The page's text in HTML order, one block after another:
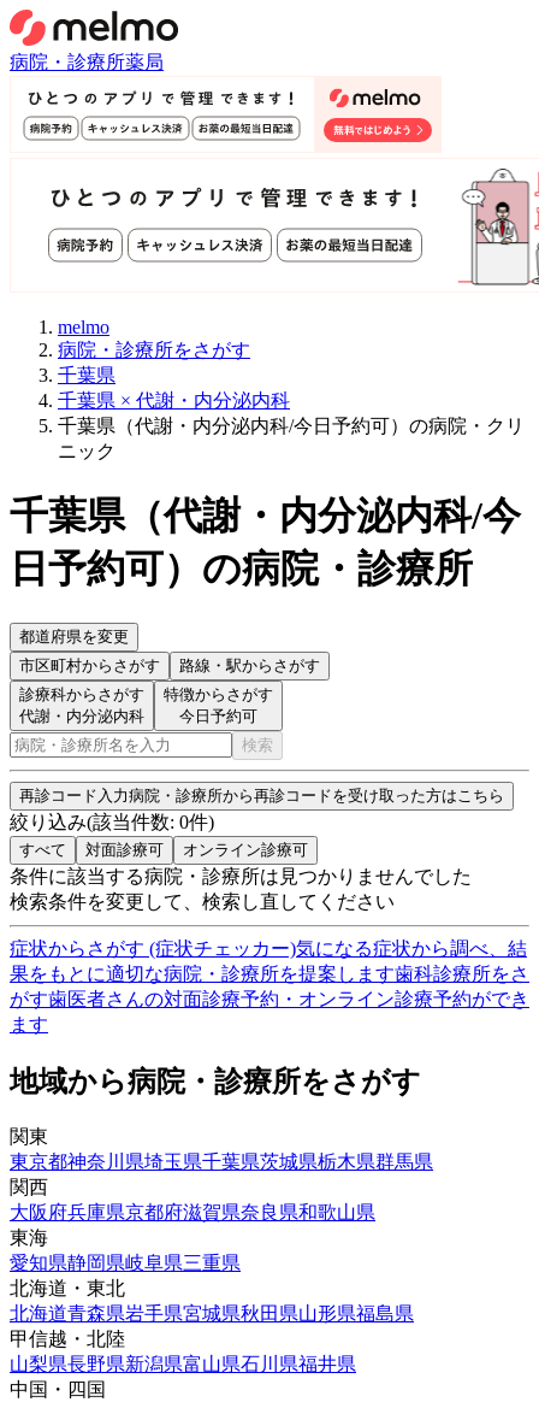
病院・診療所薬局
melmo
病院・診療所をさがす
千葉県
千葉県 × 代謝・内分泌内科
千葉県（代謝・内分泌内科/今日予約可）の病院・クリ
ニック
千葉県（代謝・内分泌内科/今
日予約可） の病院・診療所
都道府県を変更
市区町村からさがす 路線・駅からさがす
診療科からさがす
代謝・内分泌内科
特徴からさがす
今日予約可
検索
再診コード入力病院・診療所から再診コードを受け取った方はこちら
絞り込み(該当件数: 0件)
すべて 対面診療可 オンライン診療可
条件に該当する病院・診療所は見つかりませんでした
検索条件を変更して、検索し直してください
症状からさがす (症状チェッカー)気になる症状から調べ、結
果をもとに適切な病院・診療所を提案します歯科診療所をさ
がす歯医者さんの対面診療予約・オンライン診療予約ができ
ます
地域から病院・診療所をさがす
関東
東京都神奈川県埼玉県千葉県茨城県栃木県群馬県
関西
大阪府兵庫県京都府滋賀県奈良県和歌山県
東海
愛知県静岡県岐阜県三重県
北海道・東北
北海道青森県岩手県宮城県秋田県山形県福島県
甲信越・北陸
山梨県長野県新潟県富山県石川県福井県
中国・四国